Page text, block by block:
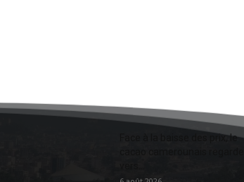
Face à la baisse des prix, le